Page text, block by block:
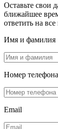
Оставьте свои
ближайшее
ответить на
Имя и фамилия
Номер телефона
Email